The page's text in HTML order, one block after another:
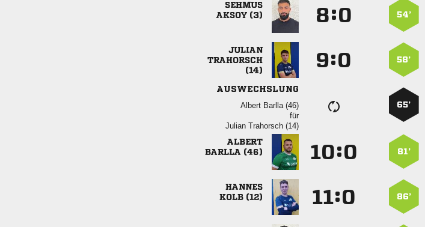

 
: 54’



: 58’
AUSWECHSLUNG
  
für
  
65’

 
: 81’

 
: 86’